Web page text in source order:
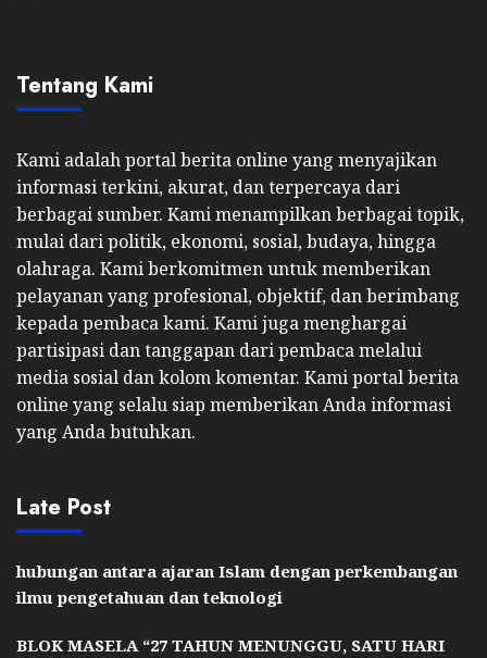
Tentang Kami
Kami adalah portal berita online yang menyajikan
informasi terkini, akurat, dan terpercaya dari
berbagai sumber. Kami menampilkan berbagai topik,
mulai dari politik, ekonomi, sosial, budaya, hingga
olahraga. Kami berkomitmen untuk memberikan
pelayanan yang profesional, objektif, dan berimbang
kepada pembaca kami. Kami juga menghargai
partisipasi dan tanggapan dari pembaca melalui
media sosial dan kolom komentar. Kami portal berita
online yang selalu siap memberikan Anda informasi
yang Anda butuhkan.
Late Post
hubungan antara ajaran Islam dengan perkembangan
ilmu pengetahuan dan teknologi
BLOK MASELA “27 TAHUN MENUNGGU, SATU HARI